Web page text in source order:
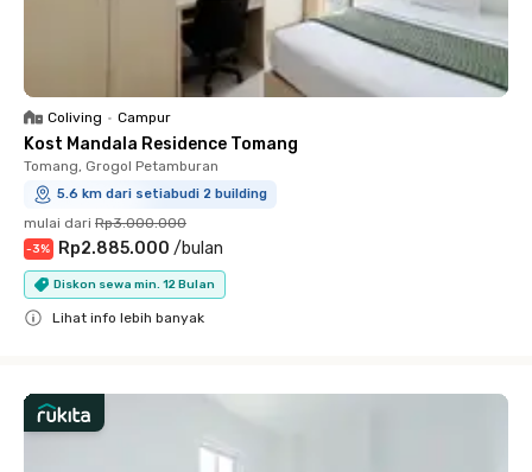
Coliving • Campur
Kost Mandala Residence Tomang
Tomang, Grogol Petamburan
5.6 km dari setiabudi 2 building
mulai dari Rp3.000.000
-3% Rp2.885.000 /bulan
Diskon sewa min. 12 Bulan
Lihat info lebih banyak